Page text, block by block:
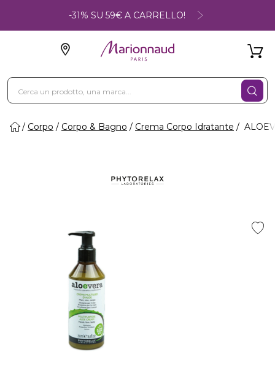
-31% SU 59€ A CARRELLO!
Corpo Corpo & Bagno Crema Corpo Idratante